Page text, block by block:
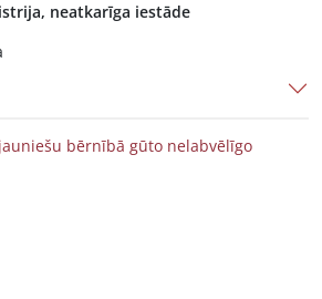
neatkarīga iestāde
bērnībā gūto nelabvēlīgo